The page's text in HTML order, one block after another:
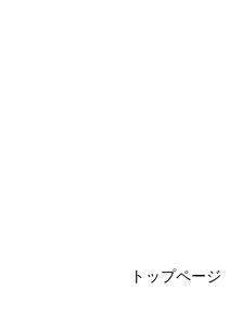
トップページ